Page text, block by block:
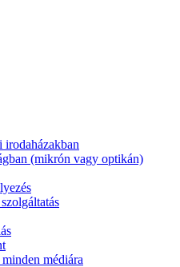
irodaházakban
(mikrón vagy optikán)
médiára